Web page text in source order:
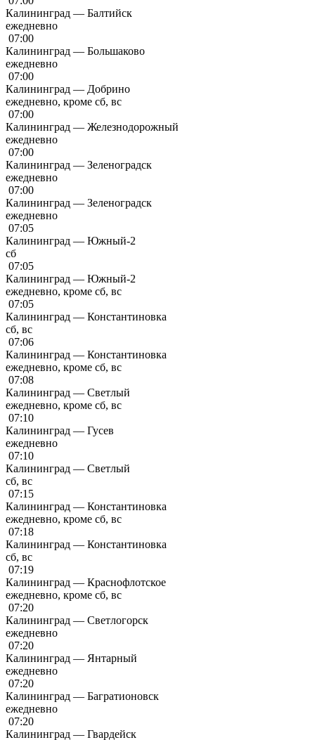
Калининград — Балтийск
ежедневно
07:00
Калининград — Большаково
ежедневно
07:00
Калининград — Добрино
ежедневно, кроме сб, вс
07:00
Калининград — Железнодорожный
ежедневно
07:00
Калининград — Зеленоградск
ежедневно
07:00
Калининград — Зеленоградск
ежедневно
07:05
Калининград — Южный-2
сб
07:05
Калининград — Южный-2
ежедневно, кроме сб, вс
07:05
Калининград — Константиновка
сб, вс
07:06
Калининград — Константиновка
ежедневно, кроме сб, вс
07:08
Калининград — Светлый
ежедневно, кроме сб, вс
07:10
Калининград — Гусев
ежедневно
07:10
Калининград — Светлый
сб, вс
07:15
Калининград — Константиновка
ежедневно, кроме сб, вс
07:18
Калининград — Константиновка
сб, вс
07:19
Калининград — Краснофлотское
ежедневно, кроме сб, вс
07:20
Калининград — Светлогорск
ежедневно
07:20
Калининград — Янтарный
ежедневно
07:20
Калининград — Багратионовск
ежедневно
07:20
Калининград — Гвардейск